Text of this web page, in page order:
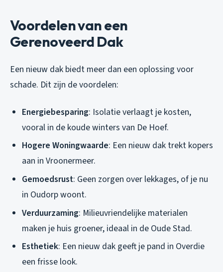
Voordelen van een
Gerenoveerd Dak
Een nieuw dak biedt meer dan een oplossing voor
schade. Dit zijn de voordelen:
Energiebesparing: Isolatie verlaagt je kosten,
vooral in de koude winters van De Hoef.
Hogere Woningwaarde: Een nieuw dak trekt kopers
aan in Vroonermeer.
Gemoedsrust: Geen zorgen over lekkages, of je nu
in Oudorp woont.
Verduurzaming: Milieuvriendelijke materialen
maken je huis groener, ideaal in de Oude Stad.
Esthetiek: Een nieuw dak geeft je pand in Overdie
een frisse look.